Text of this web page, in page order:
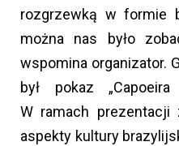
rozgrzewką w formie
można nas było
wspomina organizator.
był pokaz
W ramach prezentacji
aspekty kultury